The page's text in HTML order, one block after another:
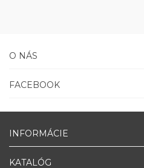
O NÁS
FACEBOOK
INFORMÁCIE
KATALÓG